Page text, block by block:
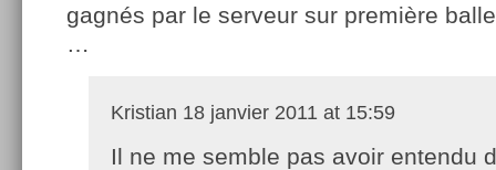
gagnés par le serveur sur première
…
Kristian 18 janvier 2011 at 15:59
Il ne me semble pas avoir entendu